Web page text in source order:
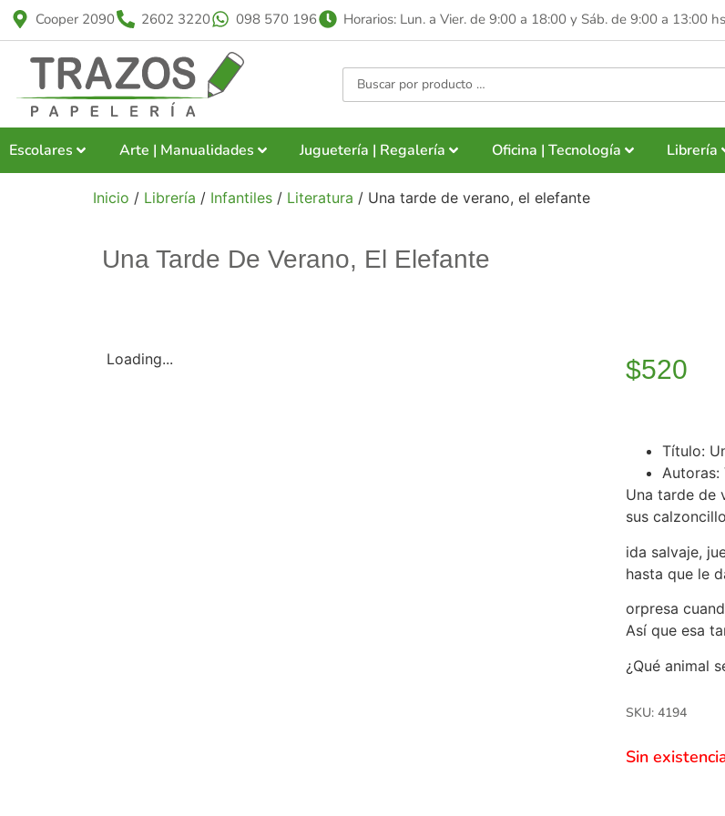
Cooper 2090 2602 3220 098 570 196 Horarios: Lun. a Vier. de 9:00 a 18:00 y Sáb. de 9:00 a 13:00
Escolares Arte | Manualidades Juguetería | Regalería Oficina | Tecnología Librería
Inicio / Librería / Infantiles / Literatura / Una tarde de verano, el elefante
Una Tarde De Verano, El Elefante
Loading... $520
Título:
Autoras:
Una tarde de
sus
ida salvaje,
hasta que le
orpresa
Así que esa
¿Qué animal
SKU: 4194
Sin